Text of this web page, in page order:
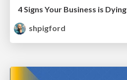
4 Signs Your Business is Dying
shpigford